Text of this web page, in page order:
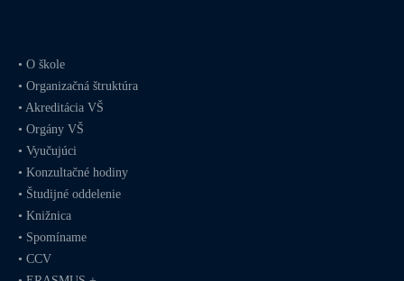
•O škole
•Organizačná štruktúra
• Akreditácia VŠ
•Orgány VŠ
• Vyučujúci
• Konzultačné hodiny
• Študijné oddelenie
• Knižnica
• Spomíname
•CCV